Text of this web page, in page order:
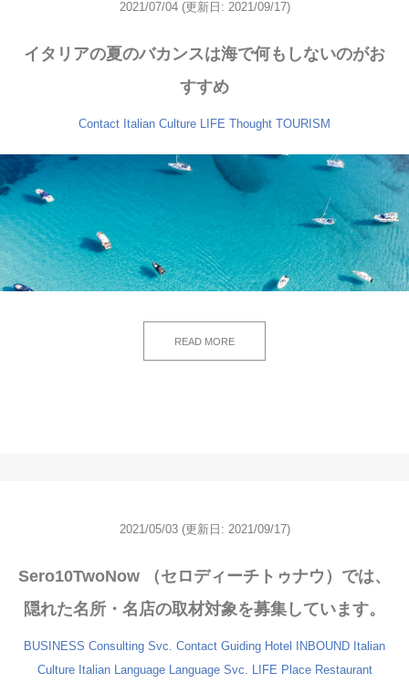
2021/07/04 (更新日: 2021/09/17)
イタリアの夏のバカンスは海で何もしないのがお
すすめ
Contact Italian Culture LIFE Thought TOURISM
READ MORE
2021/05/03 (更新日: 2021/09/17)
Sero10TwoNow （セロディーチトゥナウ）では、
隠れた名所・名店の取材対象を募集しています。
BUSINESS Consulting Svc. Contact Guiding Hotel INBOUND Italian
Culture Italian Language Language Svc. LIFE Place Restaurant